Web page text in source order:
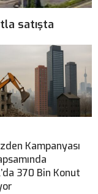
satışta
Kampanyası
370 Bin Konut